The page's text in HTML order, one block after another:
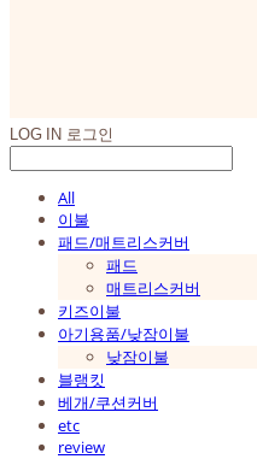
LOG IN 로그인
All
이불
패드/매트리스커버
패드
매트리스커버
키즈이불
아기용품/낮잠이불
낮잠이불
블랭킷
베개/쿠션커버
etc
review